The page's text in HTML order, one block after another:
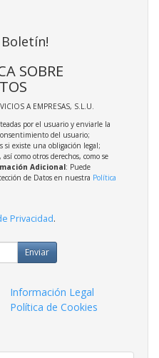
SOBRE
A EMPRESAS, S.L.U.
por el usuario y enviarle la
del usuario;
si existe una obligación legal;
como otros derechos, como se
Adicional: Puede
de Datos en nuestra Política
Privacidad.
Enviar
Información Legal
Política de Cookies